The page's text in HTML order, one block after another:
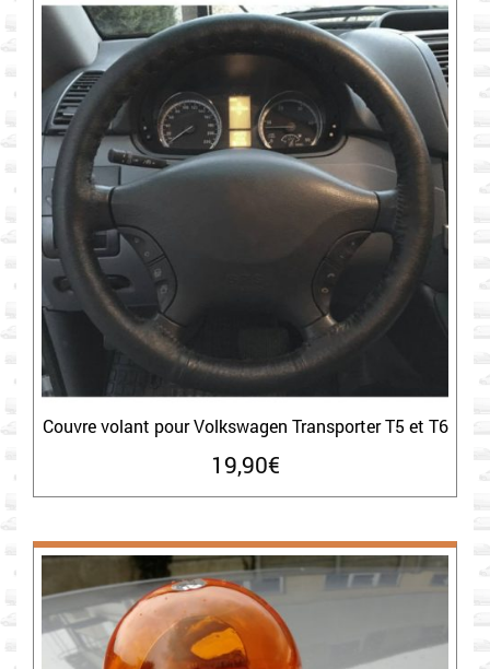
Couvre volant pour Volkswagen Transporter T5 et T6
19,90€